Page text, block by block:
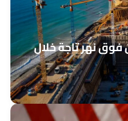
فوق نهر تاجة خلال